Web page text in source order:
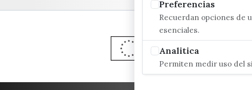
Preferencias
Recuerdan opciones de
esenciales.
Analitica
Permiten medir uso del